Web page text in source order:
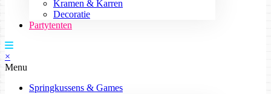
Kramen & Karren
Decoratie
Partytenten
×
Menu
Springkussens & Games